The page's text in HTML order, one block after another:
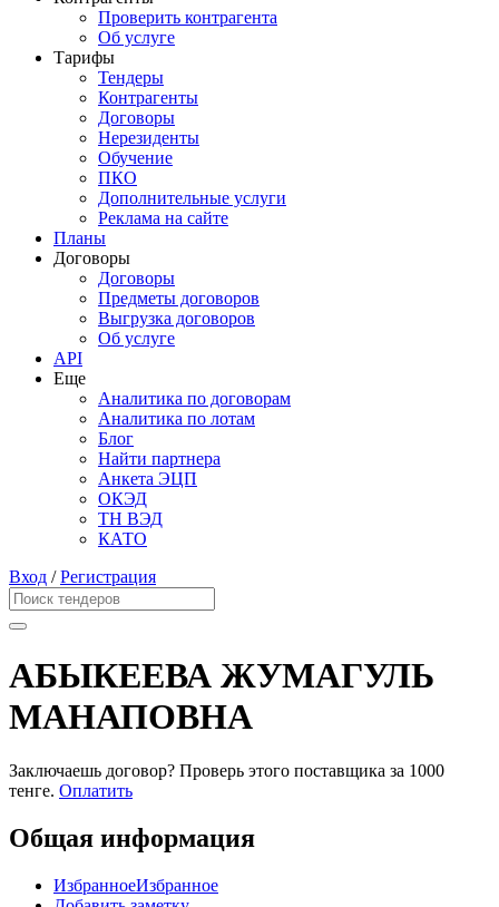
Проверить контрагента
Об услуге
Тарифы
Тендеры
Контрагенты
Договоры
Нерезиденты
Обучение
ПКО
Дополнительные услуги
Реклама на сайте
Планы
Договоры
Договоры
Предметы договоров
Выгрузка договоров
Об услуге
API
Еще
Аналитика по договорам
Аналитика по лотам
Блог
Найти партнера
Анкета ЭЦП
ОКЭД
ТН ВЭД
КАТО
Вход /Регистрация
АБЫКЕЕВА ЖУМАГУЛЬ
МАНАПОВНА
Заключаешь договор? Проверь этого поставщика за 1000
тенге. Оплатить
Общая информация
ИзбранноеИзбранное